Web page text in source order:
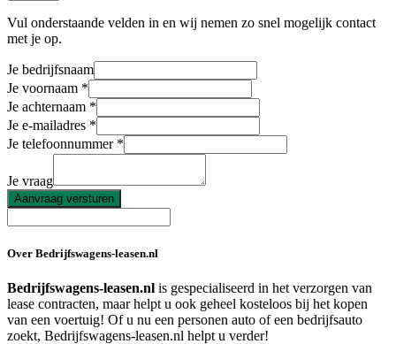
Vul onderstaande velden in en wij nemen zo snel mogelijk contact
met je op.
Je bedrijfsnaam
Je voornaam
Je achternaam
Je e-mailadres
Je telefoonnummer
Je vraag
Aanvraag versturen
Over Bedrijfswagens-leasen.nl
Bedrijfswagens-leasen.nl is gespecialiseerd in het verzorgen van
lease contracten, maar helpt u ook geheel kosteloos bij het kopen
van een voertuig! Of u nu een personen auto of een bedrijfsauto
zoekt, Bedrijfswagens-leasen.nl helpt u verder!